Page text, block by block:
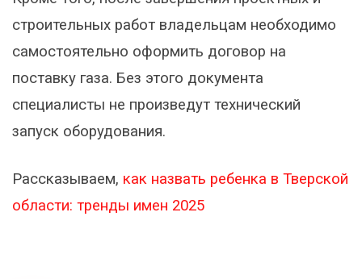
строительных работ владельцам необходимо
самостоятельно оформить договор на
поставку газа. Без этого документа
специалисты не произведут технический
запуск оборудования.
Рассказываем, как назвать ребенка в Тверской
области: тренды имен 2025